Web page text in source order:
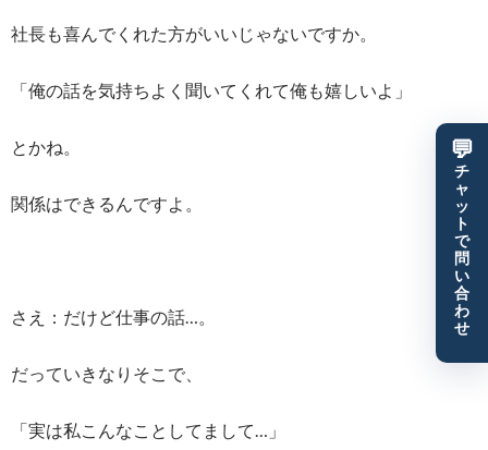
社長も喜んでくれた方がいいじゃないですか。
「俺の話を気持ちよく聞いてくれて俺も嬉しいよ」
とかね。
関係はできるんですよ。
さえ：だけど仕事の話…。
だっていきなりそこで、
「実は私こんなことしてまして…」
💬
チ
ャ
ッ
ト
で
問
い
合
わ
せ